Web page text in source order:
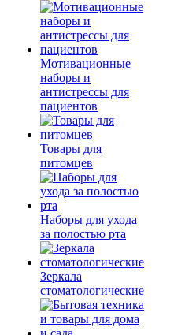
Мотивационные
наборы и
антистрессы для
пациентов
Товары для
питомцев
Наборы для ухода
за полостью рта
Зеркала
стоматологические